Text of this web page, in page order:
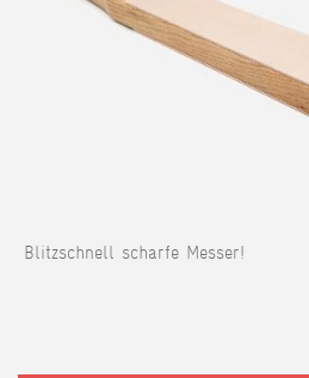
Blitzschnell scharfe Messer!